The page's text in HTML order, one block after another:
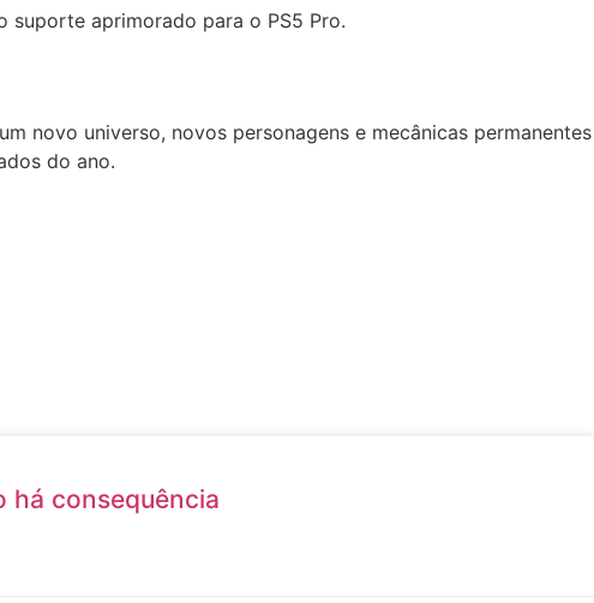
suporte aprimorado para o PS5 Pro.
novo universo, novos personagens e mecânicas permanentes
do ano.
há consequência